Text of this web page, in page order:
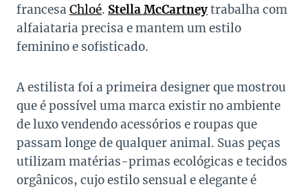
francesa Chloé. Stella McCartneytrabalha com
alfaiataria precisa e mantem um estilo
feminino e sofisticado.
A estilista foi a primeira designer que mostrou
que é possível uma marca existir no ambiente
de luxo vendendo acessórios e roupas que
passam longe de qualquer animal. Suas peças
utilizam matérias-primas ecológicas e tecidos
orgânicos, cujo estilo sensual e elegante é